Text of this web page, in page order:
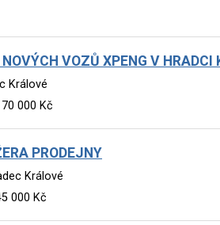
VOZŮ XPENG V HRADCI
Králové
000 Kč
PRODEJNY
Králové
000 Kč